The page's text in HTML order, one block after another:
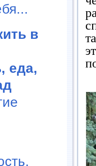
в
еда,